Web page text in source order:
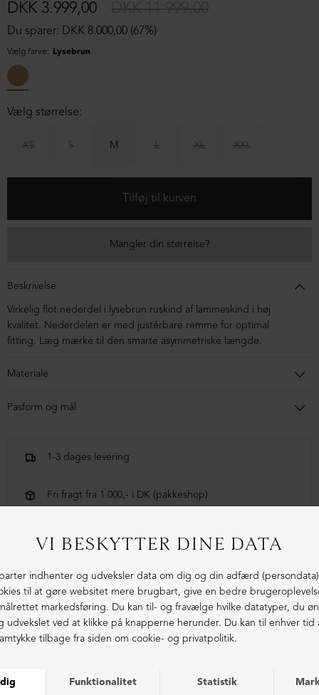
Du sparer: DKK 8.000,00 (67%)
DKK 3.999,00
Vælg farve: Lysebrun
Vælg størrelse:
XS S M L XL XXL
Mangler din størrelse?
Beskrivelse
Virkelig flot nederdel i lysebrun ruskind af lammeskind i høj
kvalitet. Nederdelen er med justérbare remme for optimal
fitting. Læg mærke til den smarte asymmetriske længde.
Materiale
Pasform og mål
1-3 dages levering
Fri fragt fra 1.000,- i DK (pakkeshop)
LIGNENDE PRODUKTER
NEDSAT ØKOLOGISK BOMULD NEDSAT ØKOLOGISK BOMULD